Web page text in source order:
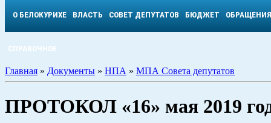
О БЕЛОКУРИХЕ ВЛАСТЬ СОВЕТ ДЕПУТАТОВ БЮДЖЕТ ОБРАЩЕНИЯ
СПРАВОЧНОЕ
Главная » Документы » НПА » МПА Совета депутатов
ПРОТОКОЛ «16» мая 2019